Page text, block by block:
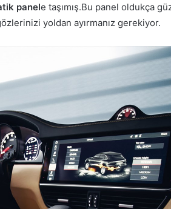
panele taşımış.Bu panel oldukça
yoldan ayırmanız gerekiyor.